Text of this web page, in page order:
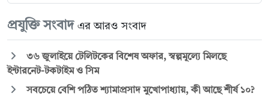
প্রযুক্তি সংবাদ এর আরও সংবাদ
৩৬ জুলাইয়ে টেলিটকের বিশেষ অফার, স্বল্পমূল্যে মিলছে
ইন্টারনেট-টকটাইম ও সিম
সবচেয়ে বেশি পঠিত শ্যামাপ্রসাদ মুখোপাধ্যায়, কী আছে শীর্ষ ১০?